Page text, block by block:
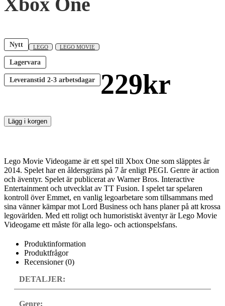
Nytt
Lagervara
Leveranstid 2-3 arbetsdagar
LEGO LEGO MOVIE
229kr
Lägg i korgen
Lego Movie Videogame är ett spel till Xbox One som släpptes år
2014. Spelet har en åldersgräns på 7 år enligt PEGI. Genre är action
och äventyr. Spelet är publicerat av Warner Bros. Interactive
Entertainment och utvecklat av TT Fusion. I spelet tar spelaren
kontroll över Emmet, en vanlig legoarbetare som tillsammans med
sina vänner kämpar mot Lord Business och hans planer på att krossa
legovärlden. Med ett roligt och humoristiskt äventyr är Lego Movie
Videogame ett måste för alla lego- och actionspelsfans.
Produktinformation
Produktfrågor
Recensioner (0)
DETALJER:
Genre: